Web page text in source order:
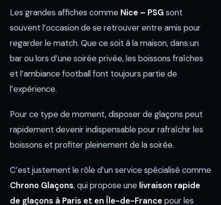
Les grandes affiches comme Nice – PSG sont
souvent l’occasion de se retrouver entre amis pour
regarder le match. Que ce soit à la maison, dans un
bar ou lors d’une soirée privée, les boissons fraîches
et l’ambiance football font toujours partie de
l’expérience.
Pour ce type de moment, disposer de glaçons peut
rapidement devenir indispensable pour rafraîchir les
boissons et profiter pleinement de la soirée.
C’est justement le rôle d’un service spécialisé comme
Chrono Glaçons, qui propose une livraison rapide
de glaçons à Paris et en Île-de-France pour les